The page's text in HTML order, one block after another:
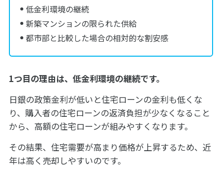
低金利環境の継続
新築マンションの限られた供給
都市部と比較した場合の相対的な割安感
1つ目の理由は、低金利環境の継続です。
日銀の政策金利が低いと住宅ローンの金利も低くな
り、購入者の住宅ローンの返済負担が少なくなること
から、高額の住宅ローンが組みやすくなります。
その結果、住宅需要が高まり価格が上昇するため、近
年は高く売却しやすいのです。